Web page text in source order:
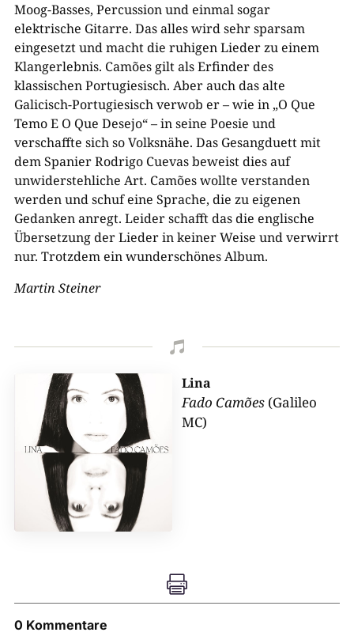
Moog-Basses, Percussion und einmal sogar
elektrische Gitarre. Das alles wird sehr sparsam
eingesetzt und macht die ruhigen Lieder zu einem
Klangerlebnis. Camões gilt als Erfinder des
klassischen Portugiesisch. Aber auch das alte
Galicisch-Portugiesisch verwob er – wie in „O Que
Temo E O Que Desejo“ – in seine Poesie und
verschaffte sich so Volksnähe. Das Gesangduett mit
dem Spanier Rodrigo Cuevas beweist dies auf
unwiderstehliche Art. Camões wollte verstanden
werden und schuf eine Sprache, die zu eigenen
Gedanken anregt. Leider schafft das die englische
Übersetzung der Lieder in keiner Weise und verwirrt
nur. Trotzdem ein wunderschönes Album.
Martin Steiner

Lina
Fado Camões (Galileo
MC)

0 Kommentare